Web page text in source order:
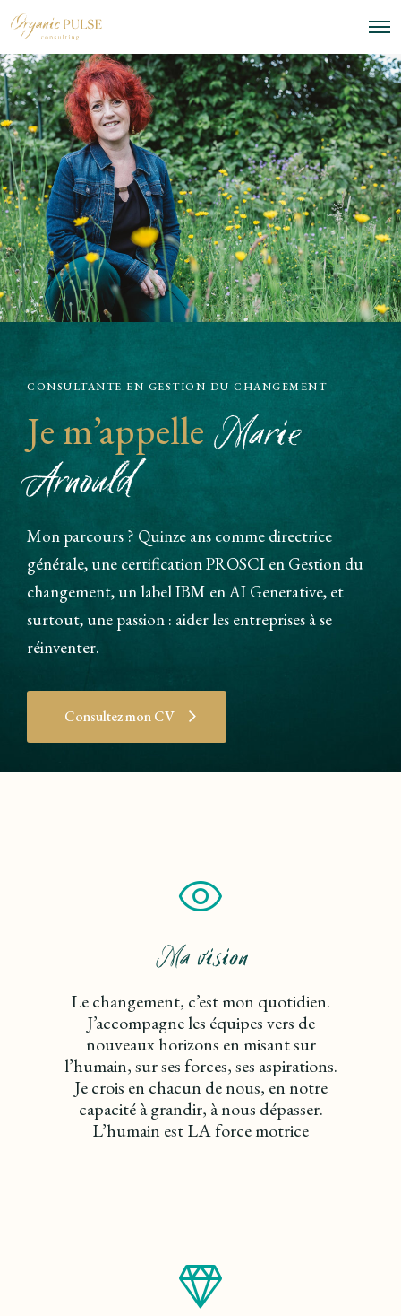
O
p
e
n
M
e
n
u
CONSULTANTE EN GESTION DU CHANGEMENT
Je m’appelle Marie
Arnould
Mon parcours ? Quinze ans comme directrice
générale, une certification PROSCI en Gestion du
changement, un label IBM en AI Generative, et
surtout, une passion : aider les entreprises à se
réinventer.
Consultez mon CV
Ma vision
Le changement, c’est mon quotidien.
J’accompagne les équipes vers de
nouveaux horizons en misant sur
l’humain, sur ses forces, ses aspirations.
Je crois en chacun de nous, en notre
capacité à grandir, à nous dépasser.
L’humain est LA force motrice